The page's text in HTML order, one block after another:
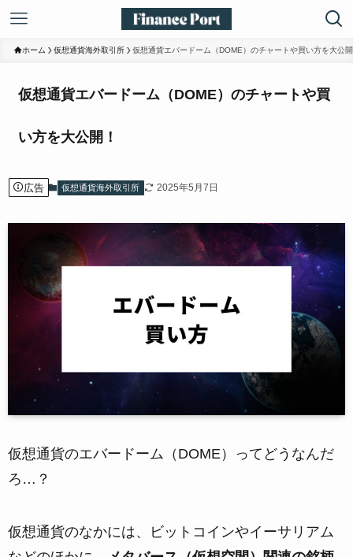
ホーム 仮想通貨海外取引所 仮想通貨エバードーム（DOME）のチャートや買い方を大公
仮想通貨エバードーム（DOME）のチャートや買
い方を大公開！
広告 仮想通貨海外取引所 2025年5月7日
仮想通貨のエバードーム（DOME）ってどうなんだ
ろ…？
仮想通貨のなかには、ビットコインやイーサリアム